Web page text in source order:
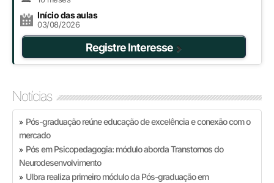
Início das aulas
03/08/2026
Registre Interesse
Notícias
» Pós-graduação reúne educação de excelência e conexão com o
mercado
» Pós em Psicopedagogia: módulo aborda Transtornos do
Neurodesenvolvimento
» Ulbra realiza primeiro módulo da Pós-graduação em